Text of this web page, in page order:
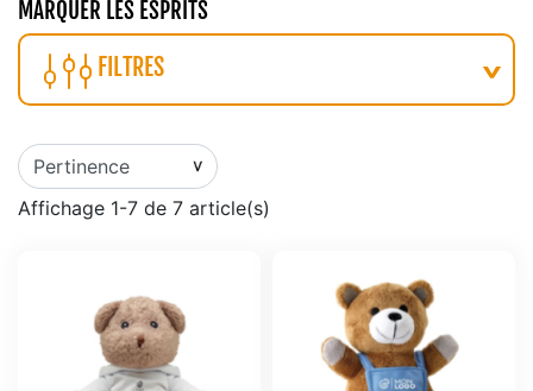
MARQUER LES ESPRITS
FILTRES
Affichage 1-7 de 7 article(s)